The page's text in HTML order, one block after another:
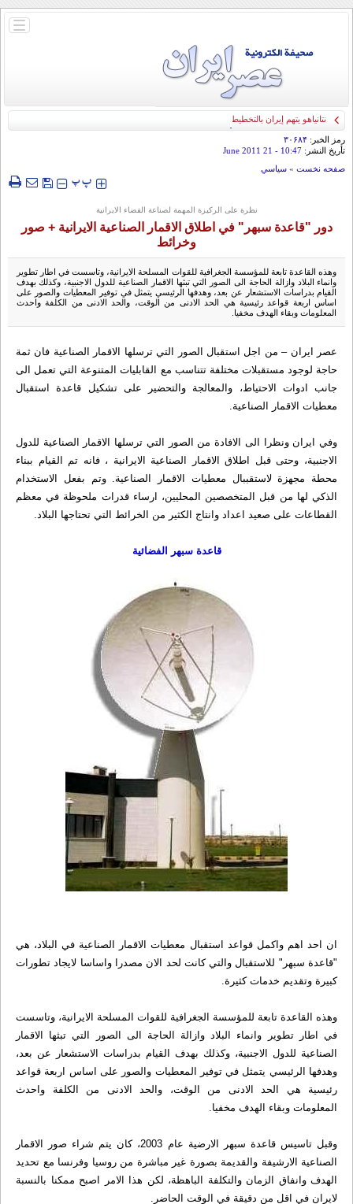
باز
نتانياهو يتهم إيران بالتخطيط لمهاجمة إسرائيل
رمز الخبر: ۳۰۶۸۴
تأريخ النشر: 10:47
- 21 June 2011
صفحه نخست » سياسي
‍‍‍ پپ
نظرة على الركيزة المهمة لصناعة الفضاء الايرانية
دور "قاعدة سبهر" في اطلاق الاقمار الصناعية الايرانية + صور
وخرائط
وهذه القاعدة تابعة للمؤسسة الجغرافية للقوات المسلحة الایرانیة، وتاسست في اطار تطوير
وانماء البلاد وازالة الحاجة الى الصور التي تبثها الاقمار الصناعية للدول الاجنبية، وكذلك بهدف
القيام بدراسات الاستشعار عن بعد، وهدفها الرئيسي يتمثل في توفير المعطيات والصور على
اساس اربعة قواعد رئيسية هي الحد الادنى من الوقت، والحد الادنى من الكلفة واحدث
المعلومات وبقاء الهدف مخفيا.
عصر ايران – من اجل استقبال الصور التي ترسلها الاقمار الصناعية فان ثمة
حاجة لوجود مستقبلات مختلفة تتناسب مع القابليات المتنوعة التي تعمل الى
جانب ادوات الاحتياط، والمعالجة والتحضير على تشكيل قاعدة استقبال
معطيات الاقمار الصناعية.
وفي ايران ونظرا الى الافادة من الصور التي ترسلها الاقمار الصناعية للدول
الاجنبية، وحتى قبل اطلاق الاقمار الصناعية الايرانية ، فانه تم القيام ببناء
محطة مجهزة لاستقببال معطيات الاقمار الصناعية. وتم بفعل الاستخدام
الذكي لها من قبل المتخصصين المحليين، ارساء قدرات ملحوظة في معظم
القطاعات على صعيد اعداد وانتاج الكثير من الخرائط التي تحتاجها البلاد.
قاعدة سبهر الفضائیة
ان احد اهم واكمل قواعد استقبال معطيات الاقمار الصناعية في البلاد، هي
"قاعدة سبهر" للاستقبال والتي كانت لحد الان مصدرا واساسا لايجاد تطورات
كبيرة وتقديم خدمات كثيرة.
وهذه القاعدة تابعة للمؤسسة الجغرافية للقوات المسلحة الایرانیة، وتاسست
في اطار تطوير وانماء البلاد وازالة الحاجة الى الصور التي تبثها الاقمار
الصناعية للدول الاجنبية، وكذلك بهدف القيام بدراسات الاستشعار عن بعد،
وهدفها الرئيسي يتمثل في توفير المعطيات والصور على اساس اربعة قواعد
رئيسية هي الحد الادنى من الوقت، والحد الادنى من الكلفة واحدث
المعلومات وبقاء الهدف مخفيا.
وقبل تاسيس قاعدة سبهر الارضية عام 2003، كان يتم شراء صور الاقمار
الصناعية الارشيفة والقديمة بصورة غير مباشرة من روسيا وفرنسا مع تحديد
الهدف وانفاق الزمان والتكلفة الباهظة، لكن هذا الامر اصبح ممكنا بالنسبة
لايران في اقل من دقيقة في الوقت الحاضر.